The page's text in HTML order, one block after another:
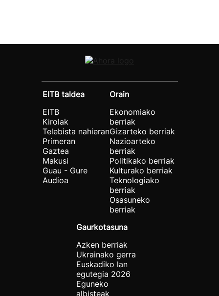
EITB taldea
EITB
Kirolak
Telebista nahieran
Primeran
Gaztea
Makusi
Guau - Gure
Audioa
Orain
Ekonomiako
berriak
Gizarteko berriak
Nazioarteko
berriak
Politikako berriak
Kulturako berriak
Teknologiako
berriak
Osasuneko
berriak
Gaurkotasuna
Azken berriak
Ukrainako gerra
Euskadiko lan
egutegia 2026
Eguneko
albisteak